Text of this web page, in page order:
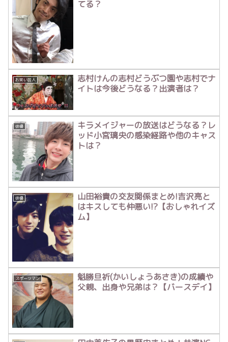
てる？
お笑い芸人
志村けんの志村どうぶつ園や志村でナ
イトは今後どうなる？出演者は？
俳優
キラメイジャーの放送はどうなる？レ
ッド小宮璃央の感染経路や他のキャス
トは？
俳優
山田裕貴の交友関係まとめ!吉沢亮と
はキスしても仲悪い!?【おしゃれイズ
ム】
スポーツマン
魁勝旦祈(かいしょうあさき)の成績や
父親、出身や兄弟は？【バースデイ】